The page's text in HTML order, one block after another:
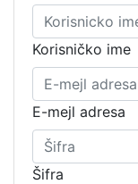
Korisničko ime
E-mejl adresa
Šifra